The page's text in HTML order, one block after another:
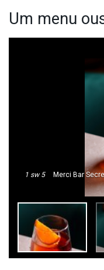
Um menu
1 sw 5
Merci Bar